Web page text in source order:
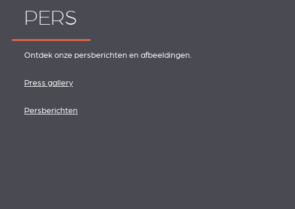
PERS
Ontdek onze persberichten en afbeeldingen.
Press gallery
Persberichten